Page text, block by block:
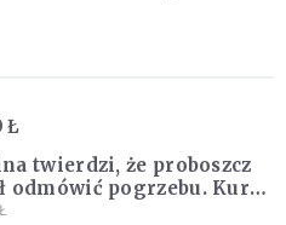
twierdzi, że proboszcz
odmówić pogrzebu. Kuria
wyjaśnienia